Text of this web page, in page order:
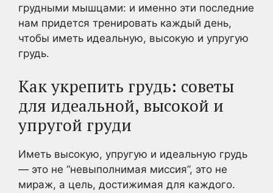
грудными мышцами: и именно эти последние
нам придется тренировать каждый день,
чтобы иметь идеальную, высокую и упругую
грудь.
Как укрепить грудь: советы
для идеальной, высокой и
упругой груди
Иметь высокую, упругую и идеальную грудь
— это не “невыполнимая миссия”, это не
мираж, а цель, достижимая для каждого.